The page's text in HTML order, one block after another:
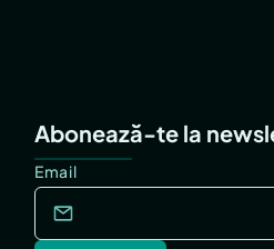
Abonează-te la
Email